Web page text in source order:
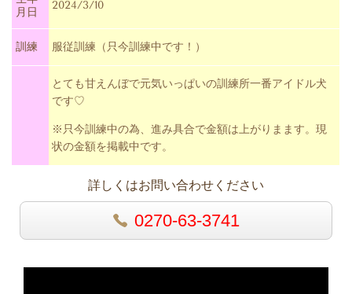
月日
2024/3/10
訓練 服従訓練（只今訓練中です！）
とても甘えんぼで元気いっぱいの訓練所一番アイドル犬
です♡
※只今訓練中の為、進み具合で金額は上がりまます。現
状の金額を掲載中です。
詳しくはお問い合わせください
0270-63-3741